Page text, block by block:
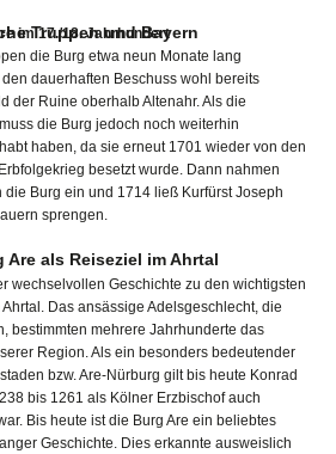
Truppen und Bayern
im 17./18. Jahrhundert
die Burg etwa neun Monate lang
dauerhaften Beschuss wohl bereits
der Ruine oberhalb Altenahr. Als die
die Burg jedoch noch weiterhin
haben, da sie erneut 1701 wieder von den
besetzt wurde. Dann nahmen
Burg ein und 1714 ließ Kurfürst Joseph
sprengen.
als Reiseziel im Ahrtal
wechselvollen Geschichte zu den wichtigsten
Das ansässige Adelsgeschlecht, die
bestimmten mehrere Jahrhunderte das
Region. Als ein besonders bedeutender
bzw. Are-Nürburg gilt bis heute Konrad
bis 1261 als Kölner Erzbischof auch
Bis heute ist die Burg Are ein beliebtes
Geschichte. Dies erkannte ausweislich